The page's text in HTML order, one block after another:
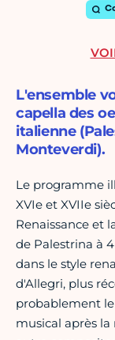
L'ensemble
capella des
italienne
Monteverdi).
Le programme
XVIe et XVIIe
Renaissance et
de Palestrina à
dans le style
d'Allegri, plus
probablement
musical après